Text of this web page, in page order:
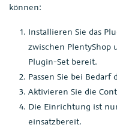
können:
Installieren Sie das
zwischen PlentyShop
Plugin-Set bereit.
Passen Sie bei
Aktivieren Sie die
Die Einrichtung ist
einsatzbereit.